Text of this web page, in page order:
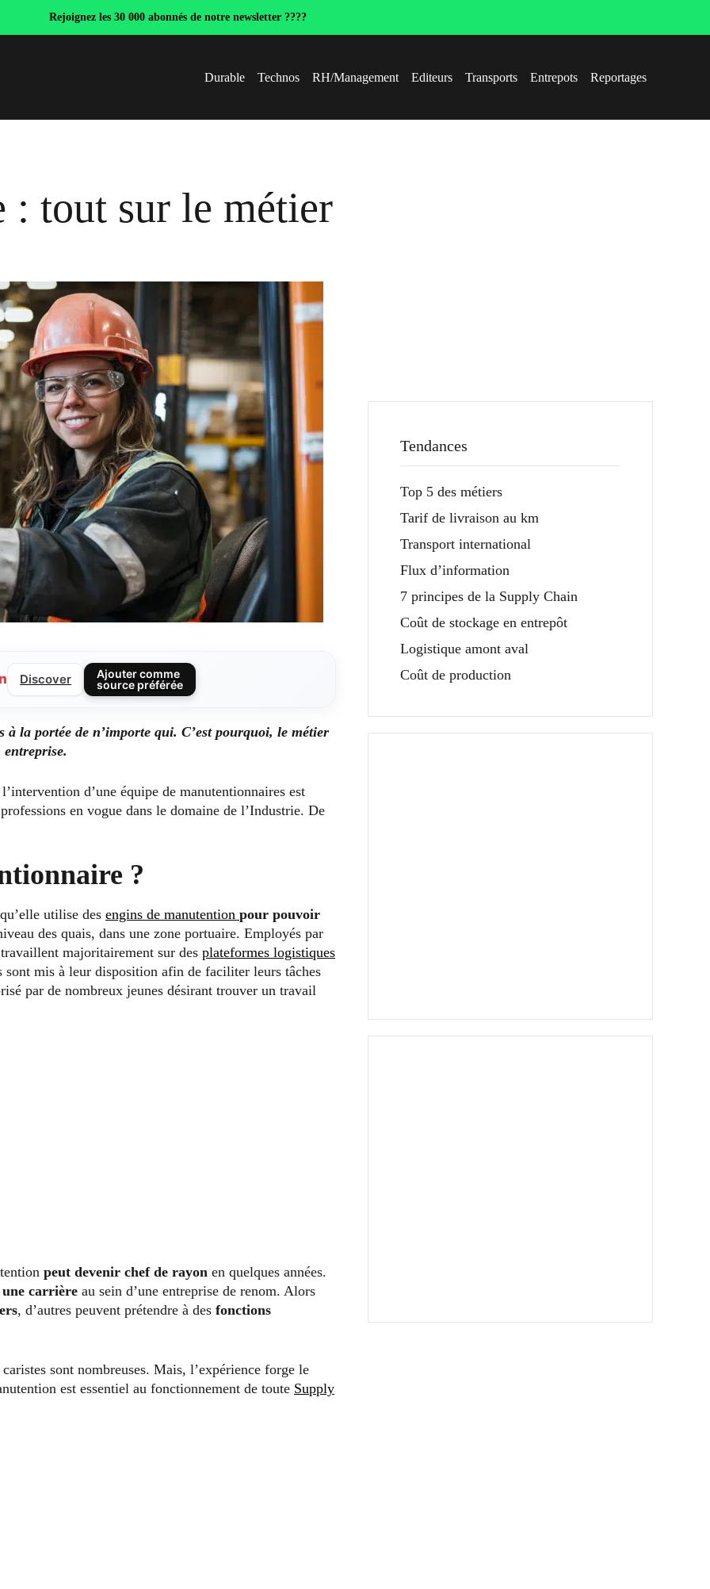
Rejoignez les 30 000 abonnés de notre newsletter ????
Durable Technos RH/Management Editeurs Transports Entrepots Reportages
: tout sur le métier
Discover
Ajouter comme
source préférée
la portée de n’importe qui. C’est pourquoi, le métier
d’une équipe de manutentionnaires est
en vogue dans le domaine de l’Industrie. De
?
utilise des engins de manutention pour pouvoir
des quais, dans une zone portuaire. Employés par
majoritairement sur des plateformes logistiques
sont mis à leur disposition afin de faciliter leurs tâches
par de nombreux jeunes désirant trouver un travail
peut devenir chef de rayon en quelques années.
carrière au sein d’une entreprise de renom. Alors
, d’autres peuvent prétendre à des fonctions
sont nombreuses. Mais, l’expérience forge le
est essentiel au fonctionnement de toute Supply
Tendances
Top 5 des métiers
Tarif de livraison au km
Transport international
Flux d’information
7 principes de la Supply Chain
Coût de stockage en entrepôt
Logistique amont aval
Coût de production